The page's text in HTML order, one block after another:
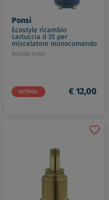
Ponsi
Ecostyle ricambio
cartuccia d 35 per
miscelatore monocomando
codice prod: BTRICCCA03
RICAMBI PONSI
DETTAGLI € 12,00